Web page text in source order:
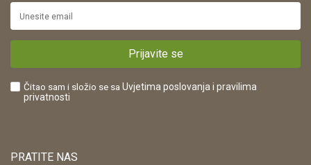
https://www.drvona.hr/
POREZNI BROJ:
Plaćanje karticama
Što dobivam registracijom?
Prijavite se
Čitao sam i složio se sa Uvjetima poslovanja i pravilima
privatnosti
PRATITE NAS